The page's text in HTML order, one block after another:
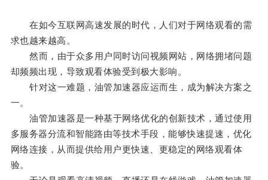
在如今互联网高速发展的时代，人们对于网络观看的需
求也越来越高。
然而，由于众多用户同时访问视频网站，网络拥堵问题
却频频出现，导致观看体验受到极大影响。
针对这一难题，油管加速器应运而生，成为解决方案之
一。
油管加速器是一种基于网络优化的创新技术，通过使用
多服务器分流和智能路由等技术手段，能够快速提速，优化
网络连接，从而提供给用户更快速、更稳定的网络观看体
验。